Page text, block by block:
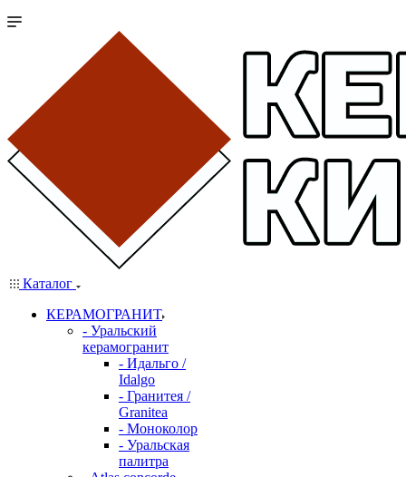
Каталог
КЕРАМОГРАНИТ
- Уральский
керамогранит
- Идальго /
Idalgo
- Гранитея /
Granitea
- Моноколор
- Уральская
палитра